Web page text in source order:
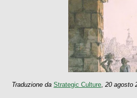
Traduzione da Strategic Culture,20 agosto